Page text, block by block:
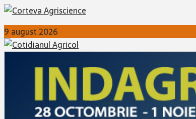
9 august 2026